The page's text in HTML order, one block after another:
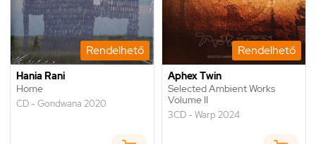
Rendelhető
Hania Rani
Home
CD - Gondwana 2020
Rendelhető
Aphex Twin
Selected Ambient Works
Volume II
3CD - Warp 2024